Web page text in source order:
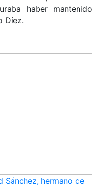
haber mantenido
Díez.
Sánchez, hermano de